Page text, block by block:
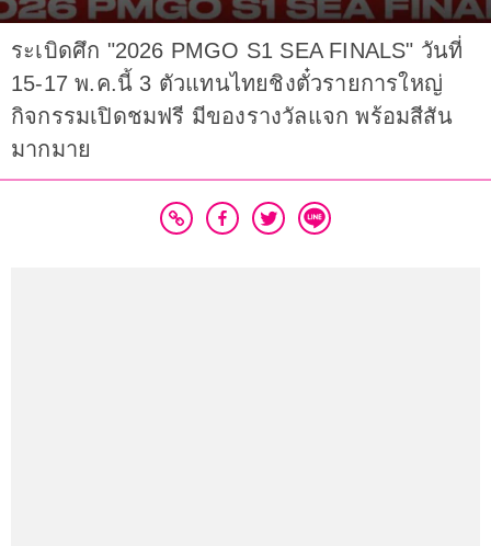
ระเบิดศึก "2026 PMGO S1 SEA FINALS" วันที่
15-17 พ.ค.นี้ 3 ตัวแทนไทยชิงตั๋วรายการใหญ่
กิจกรรมเปิดชมฟรี มีของรางวัลแจก พร้อมสีสัน
มากมาย